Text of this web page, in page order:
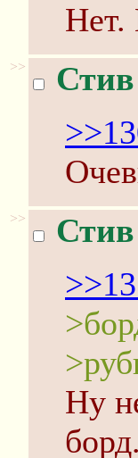
Нет.
>>
>>
Ну
борд.